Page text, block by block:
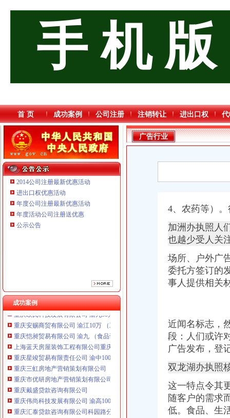
手 机 版
首 页 成功案例 公司注册 注销转让 进出口权
2014公司注册最新优惠活动
进出口权优惠活动
年度公司注册最新优惠活动
年度活动公司注册送优惠
公示公告
成功案例
重庆星竣贸易有限责任公司 渝中100万 （进出口权）
重庆汇泰贷款咨询有限公司科园路分公司 渝高 （工商注册）
重庆市罗云科技有限公司 渝北 工商注册
重庆欧氏科技发展有限公司 渝九50万 （进出口权）
重庆安赐商贸有限公司 渝江10万 （工商注册）
重庆恺昶贸易有限公司 渝九 （食品许可证）
上海蓝天房屋装饰工程有限公司重庆分公司 渝北 （工商注册）
重庆星竣贸易有限责任公司 渝中100万 （进出口权）
重庆三虹房地产营销策划有限公司
重庆市优研房地产营销策划有限公司
重庆戴盛贷款咨询有限公司
重庆伟尚科技发展有限公司 渝高100万 （工商注册）
重庆汇泰贷款咨询有限公司科园路分公司 渝高 （工商注册）
重庆市罗云科技有限公司 渝北 工商注册
广告行业
4、农药等）
加洲办执照人
也越少受人关
场所、户外广
委托方签订的
事人提供相关
近闻名标志，
段：人们或许
广告发布，登
双龙湖办执照
这一特点令其
随客户的需求
低。食品、生